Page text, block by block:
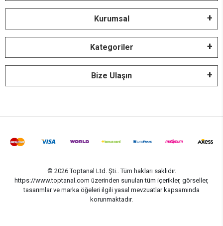
Kurumsal
Kategoriler
Bize Ulaşın
© 2026 Toptanal Ltd. Şti.. Tüm hakları saklıdır.
https://www.toptanal.com üzerinden sunulan tüm içerikler, görseller,
tasarımlar ve marka öğeleri ilgili yasal mevzuatlar kapsamında
korunmaktadır.